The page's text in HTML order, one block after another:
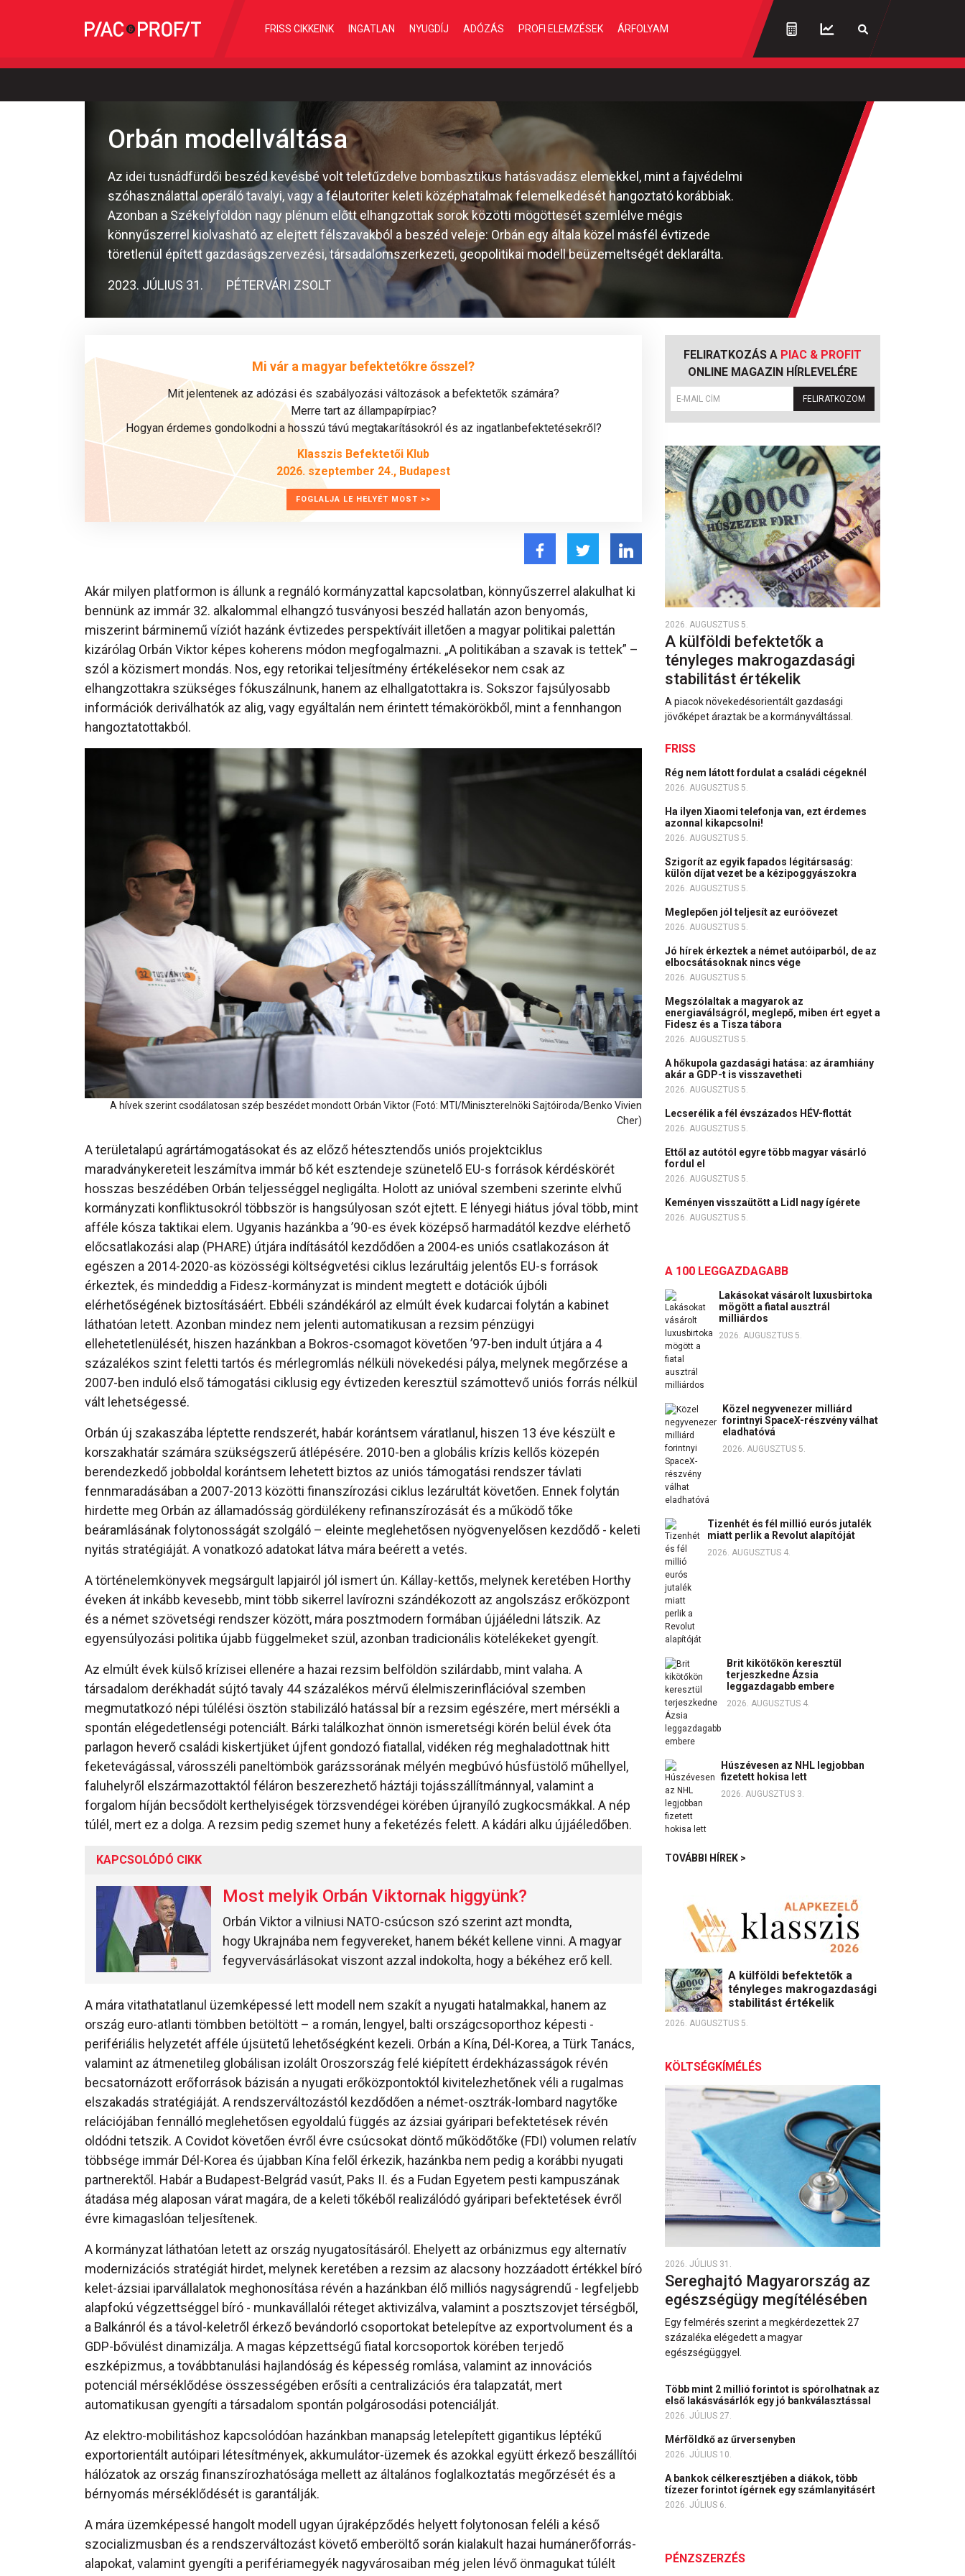
FRISS CIKKEINK INGATLAN NYUGDÍJ ADÓZÁS PROFI ELEMZÉSEK ÁRFOLYAM
Orbán modellváltása
Az idei tusnádfürdői beszéd kevésbé volt teletűzdelve bombasztikus hatásvadász elemekkel, mint a fajvédelmi
szóhasználattal operáló tavalyi, vagy a félautoriter keleti középhatalmak felemelkedését hangoztató korábbiak.
Azonban a Székelyföldön nagy plénum előtt elhangzottak sorok közötti mögöttesét szemlélve mégis
könnyűszerrel kiolvasható az elejtett félszavakból a beszéd veleje: Orbán egy általa közel másfél évtizede
töretlenül épített gazdaságszervezési, társadalomszerkezeti, geopolitikai modell beüzemeltségét deklarálta.
2023. JÚLIUS 31. PÉTERVÁRI ZSOLT
Mi vár a magyar befektetőkre ősszel?
Mit jelentenek az adózási és szabályozási változások a befektetők számára?
Merre tart az állampapírpiac?
Hogyan érdemes gondolkodni a hosszú távú megtakarításokról és az ingatlanbefektetésekről?
Klasszis Befektetői Klub
2026. szeptember 24., Budapest
FOGLALJA LE HELYÉT MOST >>
Akár milyen platformon is állunk a regnáló kormányzattal kapcsolatban, könnyűszerrel alakulhat ki
bennünk az immár 32. alkalommal elhangzó tusványosi beszéd hallatán azon benyomás,
miszerint bárminemű víziót hazánk évtizedes perspektíváit illetően a magyar politikai palettán
kizárólag Orbán Viktor képes koherens módon megfogalmazni. „A politikában a szavak is tettek” –
szól a közismert mondás. Nos, egy retorikai teljesítmény értékelésekor nem csak az
elhangzottakra szükséges fókuszálnunk, hanem az elhallgatottakra is. Sokszor fajsúlyosabb
információk deriválhatók az alig, vagy egyáltalán nem érintett témakörökből, mint a fennhangon
hangoztatottakból.
A hívek szerint csodálatosan szép beszédet mondott Orbán Viktor (Fotó: MTI/Miniszterelnöki Sajtóiroda/Benko Vivien
Cher)
A területalapú agrártámogatásokat és az előző hétesztendős uniós projektciklus
maradványkereteit leszámítva immár bő két esztendeje szünetelő EU-s források kérdéskörét
hosszas beszédében Orbán teljességgel negligálta. Holott az unióval szembeni szerinte elvhű
kormányzati konfliktusokról többször is hangsúlyosan szót ejtett. E lényegi hiátus jóval több, mint
afféle kósza taktikai elem. Ugyanis hazánkba a ’90-es évek középső harmadától kezdve elérhető
előcsatlakozási alap (PHARE) útjára indításától kezdődően a 2004-es uniós csatlakozáson át
egészen a 2014-2020-as közösségi költségvetési ciklus lezárultáig jelentős EU-s források
érkeztek, és mindeddig a Fidesz-kormányzat is mindent megtett e dotációk újbóli
elérhetőségének biztosításáért. Ebbéli szándékáról az elmúlt évek kudarcai folytán a kabinet
láthatóan letett. Azonban mindez nem jelenti automatikusan a rezsim pénzügyi
ellehetetlenülését, hiszen hazánkban a Bokros-csomagot követően ’97-ben indult útjára a 4
százalékos szint feletti tartós és mérlegromlás nélküli növekedési pálya, melynek megőrzése a
2007-ben induló első támogatási ciklusig egy évtizeden keresztül számottevő uniós forrás nélkül
vált lehetségessé.
Orbán új szakaszába léptette rendszerét, habár korántsem váratlanul, hiszen 13 éve készült e
korszakhatár számára szükségszerű átlépésére. 2010-ben a globális krízis kellős közepén
berendezkedő jobboldal korántsem lehetett biztos az uniós támogatási rendszer távlati
fennmaradásában a 2007-2013 közötti finanszírozási ciklus lezárultát követően. Ennek folytán
hirdette meg Orbán az államadósság gördülékeny refinanszírozását és a működő tőke
beáramlásának folytonosságát szolgáló – eleinte meglehetősen nyögvenyelősen kezdődő - keleti
nyitás stratégiáját. A vonatkozó adatokat látva mára beérett a vetés.
A történelemkönyvek megsárgult lapjairól jól ismert ún. Kállay-kettős, melynek keretében Horthy
éveken át inkább kevesebb, mint több sikerrel lavírozni szándékozott az angolszász erőközpont
és a német szövetségi rendszer között, mára posztmodern formában újjáéledni látszik. Az
egyensúlyozási politika újabb függelmeket szül, azonban tradicionális kötelékeket gyengít.
Az elmúlt évek külső krízisei ellenére a hazai rezsim belföldön szilárdabb, mint valaha. A
társadalom derékhadát sújtó tavaly 44 százalékos mérvű élelmiszerinflációval szemben
megmutatkozó népi túlélési ösztön stabilizáló hatással bír a rezsim egészére, mert mérsékli a
spontán elégedetlenségi potenciált. Bárki találkozhat önnön ismeretségi körén belül évek óta
parlagon heverő családi kiskertjüket újfent gondozó fiatallal, vidéken rég meghaladottnak hitt
feketevágással, városszéli paneltömbök garázssorának mélyén megbúvó húsfüstölő műhellyel,
faluhelyről elszármazottaktól féláron beszerezhető háztáji tojásszállítmánnyal, valamint a
forgalom híján becsődölt kerthelyiségek törzsvendégei körében újranyíló zugkocsmákkal. A nép
túlél, mert ez a dolga. A rezsim pedig szemet huny a feketézés felett. A kádári alku újjáéledőben.
KAPCSOLÓDÓ CIKK
Most melyik Orbán Viktornak higgyünk?
Orbán Viktor a vilniusi NATO-csúcson szó szerint azt mondta,
hogy Ukrajnába nem fegyvereket, hanem békét kellene vinni. A magyar
fegyvervásárlásokat viszont azzal indokolta, hogy a békéhez erő kell.
A mára vitathatatlanul üzemképessé lett modell nem szakít a nyugati hatalmakkal, hanem az
ország euro-atlanti tömbben betöltött – a román, lengyel, balti országcsoporthoz képesti -
perifériális helyzetét afféle újsütetű lehetőségként kezeli. Orbán a Kína, Dél-Korea, a Türk Tanács,
valamint az átmenetileg globálisan izolált Oroszország felé kiépített érdekházasságok révén
becsatornázott erőforrások bázisán a nyugati erőközpontoktól kivitelezhetőnek véli a rugalmas
elszakadás stratégiáját. A rendszerváltozástól kezdődően a német-osztrák-lombard nagytőke
relációjában fennálló meglehetősen egyoldalú függés az ázsiai gyáripari befektetések révén
oldódni tetszik. A Covidot követően évről évre csúcsokat döntő működőtőke (FDI) volumen relatív
többsége immár Dél-Korea és újabban Kína felől érkezik, hazánkba nem pedig a korábbi nyugati
partnerektől. Habár a Budapest-Belgrád vasút, Paks II. és a Fudan Egyetem pesti kampuszának
átadása még alaposan várat magára, de a keleti tőkéből realizálódó gyáripari befektetések évről
évre kimagaslóan teljesítenek.
A kormányzat láthatóan letett az ország nyugatosításáról. Ehelyett az orbánizmus egy alternatív
modernizációs stratégiát hirdet, melynek keretében a rezsim az alacsony hozzáadott értékkel bíró
kelet-ázsiai iparvállalatok meghonosítása révén a hazánkban élő milliós nagyságrendű - legfeljebb
alapfokú végzettséggel bíró - munkavállalói réteget aktivizálva, valamint a posztszovjet térségből,
a Balkánról és a távol-keletről érkező bevándorló csoportokat betelepítve az exportvolument és a
GDP-bővülést dinamizálja. A magas képzettségű fiatal korcsoportok körében terjedő
eszképizmus, a továbbtanulási hajlandóság és képesség romlása, valamint az innovációs
potenciál mérséklődése összességében erősíti a centralizációs éra talapzatát, mert
automatikusan gyengíti a társadalom spontán polgárosodási potenciálját.
Az elektro-mobilitáshoz kapcsolódóan hazánkban manapság letelepített gigantikus léptékű
exportorientált autóipari létesítmények, akkumulátor-üzemek és azokkal együtt érkező beszállítói
hálózatok az ország finanszírozhatósága mellett az általános foglalkoztatás megőrzését és a
bérnyomás mérséklődését is garantálják.
A mára üzemképessé hangolt modell ugyan újraképződés helyett folytonosan feléli a késő
szocializmusban és a rendszerváltozást követő emberöltő során kialakult hazai humánerőforrás-
alapokat, valamint gyengíti a perifériamegyék nagyvárosaiban még jelen lévő önmagukat túlélt
FELIRATKOZÁS A PIAC & PROFIT
ONLINE MAGAZIN HÍRLEVELÉRE
FELIRATKOZOM
2026. AUGUSZTUS 5.
A külföldi befektetők a
tényleges makrogazdasági
stabilitást értékelik
A piacok növekedésorientált gazdasági
jövőképet áraztak be a kormányváltással.
FRISS
Rég nem látott fordulat a családi cégeknél
2026. AUGUSZTUS 5.
Ha ilyen Xiaomi telefonja van, ezt érdemes
azonnal kikapcsolni!
2026. AUGUSZTUS 5.
Szigorít az egyik fapados légitársaság:
külön díjat vezet be a kézipoggyászokra
2026. AUGUSZTUS 5.
Meglepően jól teljesít az euróövezet
2026. AUGUSZTUS 5.
Jó hírek érkeztek a német autóiparból, de az
elbocsátásoknak nincs vége
2026. AUGUSZTUS 5.
Megszólaltak a magyarok az
energiaválságról, meglepő, miben ért egyet a
Fidesz és a Tisza tábora
2026. AUGUSZTUS 5.
A hőkupola gazdasági hatása: az áramhiány
akár a GDP-t is visszavetheti
2026. AUGUSZTUS 5.
Lecserélik a fél évszázados HÉV-flottát
2026. AUGUSZTUS 5.
Ettől az autótól egyre több magyar vásárló
fordul el
2026. AUGUSZTUS 5.
Keményen visszaütött a Lidl nagy ígérete
2026. AUGUSZTUS 5.
A 100 LEGGAZDAGABB
Lakásokat vásárolt luxusbirtoka
mögött a fiatal ausztrál
milliárdos
2026. AUGUSZTUS 5.
Közel negyvenezer milliárd
forintnyi SpaceX-részvény válhat
eladhatóvá
2026. AUGUSZTUS 5.
Tizenhét és fél millió eurós jutalék
miatt perlik a Revolut alapítóját
2026. AUGUSZTUS 4.
Brit kikötőkön keresztül
terjeszkedne Ázsia
leggazdagabb embere
2026. AUGUSZTUS 4.
Húszévesen az NHL legjobban
fizetett hokisa lett
2026. AUGUSZTUS 3.
TOVÁBBI HÍREK >
A külföldi befektetők a
tényleges makrogazdasági
stabilitást értékelik
2026. AUGUSZTUS 5.
KÖLTSÉGKÍMÉLÉS
2026. JÚLIUS 31.
Sereghajtó Magyarország az
egészségügy megítélésében
Egy felmérés szerint a megkérdezettek 27
százaléka elégedett a magyar
egészségüggyel.
Több mint 2 millió forintot is spórolhatnak az
első lakásvásárlók egy jó bankválasztással
2026. JÚLIUS 27.
Mérföldkő az űrversenyben
2026. JÚLIUS 10.
A bankok célkeresztjében a diákok, több
tízezer forintot ígérnek egy számlanyitásért
2026. JÚLIUS 6.
PÉNZSZERZÉS